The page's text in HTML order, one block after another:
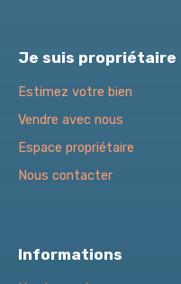
Je suis propriétaire
Estimez votre bien
Vendre avec nous
Espace propriétaire
Nous contacter
Informations